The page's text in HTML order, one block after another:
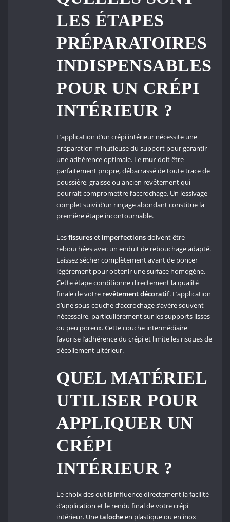
LES ÉTAPES
PRÉPARATOIRES
INDISPENSABLES
POUR UN CRÉPI
INTÉRIEUR ?
L’application d’un crépi intérieur nécessite une
préparation minutieuse du support pour garantir
une adhérence optimale. Le murdoit être
parfaitement propre, débarrassé de toute trace de
poussière, graisse ou ancien revêtement qui
pourrait compromettre l’accrochage. Un lessivage
complet suivi d’un rinçage abondant constitue la
première étape incontournable.
Lesfissureset imperfectionsdoivent être
rebouchées avec un enduit de rebouchage adapté.
Laissez sécher complètement avant de poncer
légèrement pour obtenir une surface homogène.
Cette étape conditionne directement la qualité
finale de votre revêtement décoratif. L’application
d’une sous-couche d’accrochage s’avère souvent
nécessaire, particulièrement sur les supports lisses
ou peu poreux. Cette couche intermédiaire
favorise l’adhérence du crépi et limite les risques de
décollement ultérieur.
QUEL MATÉRIEL
UTILISER POUR
APPLIQUER UN
CRÉPI
INTÉRIEUR ?
Le choix des outils influence directement la facilité
d’application et le rendu final de votre crépi
intérieur. Unetalocheen plastique ou en inox